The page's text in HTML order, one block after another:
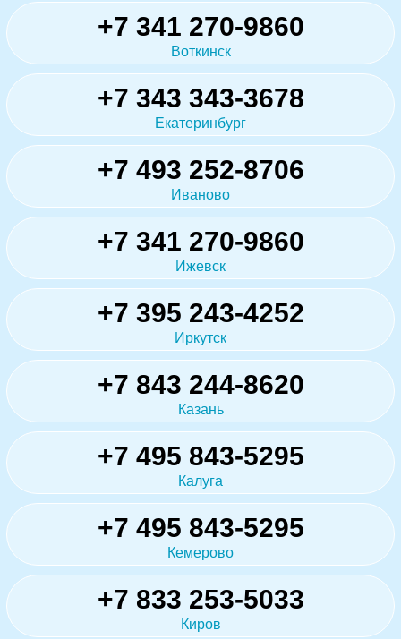
+7 341 270-9860
Воткинск
+7 343 343-3678
Екатеринбург
+7 493 252-8706
Иваново
+7 341 270-9860
Ижевск
+7 395 243-4252
Иркутск
+7 843 244-8620
Казань
+7 495 843-5295
Калуга
+7 495 843-5295
Кемерово
+7 833 253-5033
Киров